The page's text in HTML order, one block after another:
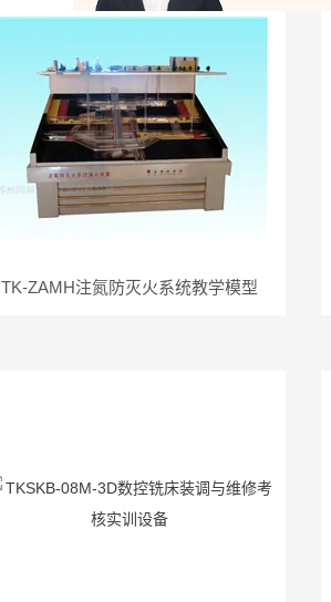
TK-ZAMH注氮防灭火系统教学模型